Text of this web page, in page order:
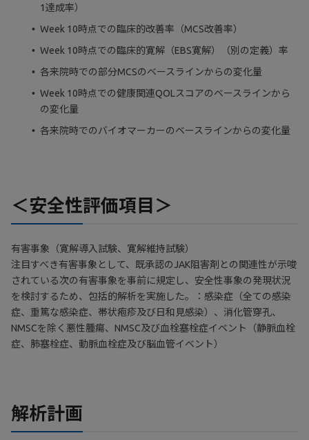
1達成率）
Week 10時点での臨床的改善率（MCS改善率）
Week 10時点での臨床的寛解（EBS寛解）（別の定義）率
各来院時での部分MCSのベースラインからの変化量
Week 10時点での健康関連QOLスコアのベースラインから
の変化量
各来院時でのバイオマーカーのベースラインからの変化量
＜安全性評価項目＞
有害事象（寛解導入試験、寛解維持試験）
注目すべき有害事象として、既承認のJAK阻害剤との関連性が示唆
されている次の有害事象を事前に規定し、安全性事象の発現状況
を検討するため、包括的解析を実施した。：感染症（全ての感染
症、重篤な感染症、帯状疱疹及び日和見感染）、消化管穿孔、
NMSCを除く悪性腫瘍、NMSC及び血栓塞栓症イベント（静脈血栓
症、肺塞栓症、動脈血栓症及び脳血管イベント）
解析計画